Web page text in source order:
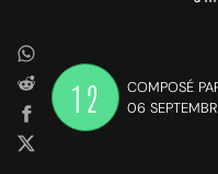
12 COMPOSÉ
06